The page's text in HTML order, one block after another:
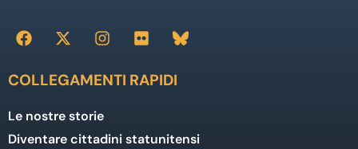
COLLEGAMENTI RAPIDI
Le nostre storie
Diventare cittadini statunitensi